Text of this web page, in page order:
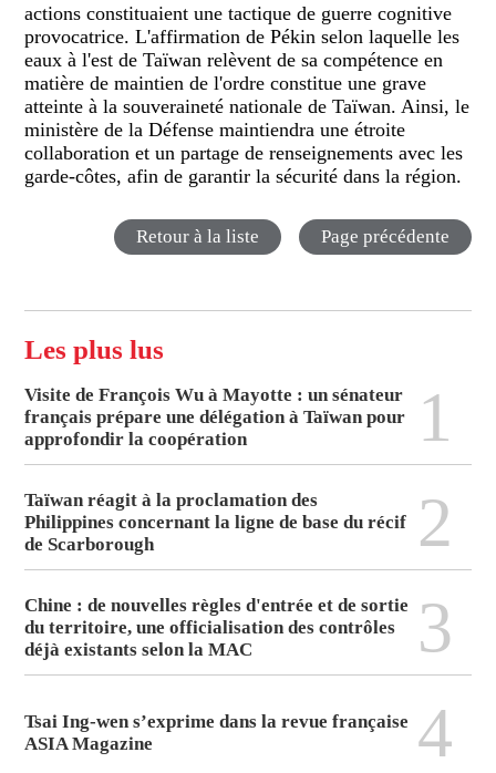
actions constituaient une tactique de guerre cognitive
provocatrice. L'affirmation de Pékin selon laquelle les
eaux à l'est de Taïwan relèvent de sa compétence en
matière de maintien de l'ordre constitue une grave
atteinte à la souveraineté nationale de Taïwan. Ainsi, le
ministère de la Défense maintiendra une étroite
collaboration et un partage de renseignements avec les
garde-côtes, afin de garantir la sécurité dans la région.
Retour à la liste Page précédente
Les plus lus
Visite de François Wu à Mayotte : un sénateur
français prépare une délégation à Taïwan pour
approfondir la coopération
1
Taïwan réagit à la proclamation des
Philippines concernant la ligne de base du récif
de Scarborough
2
Chine : de nouvelles règles d'entrée et de sortie
du territoire, une officialisation des contrôles
déjà existants selon la MAC
3
Tsai Ing-wen s’exprime dans la revue française
ASIA Magazine
4